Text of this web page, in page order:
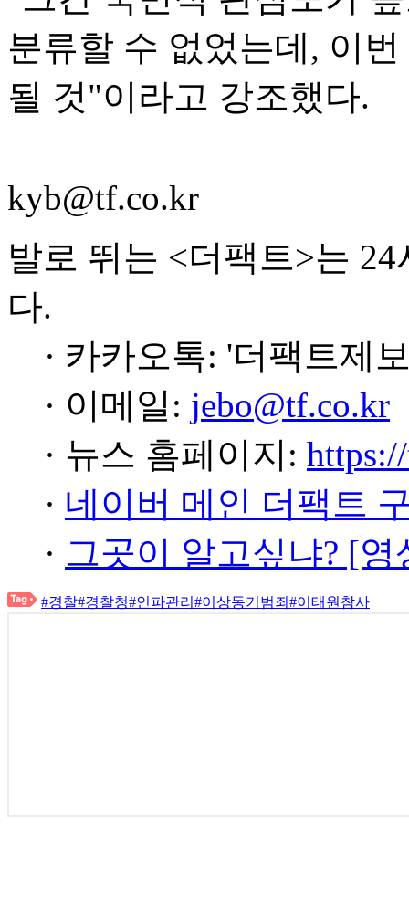
분류할 수 없었는데, 이
될 것"이라고 강조했다.
kyb@tf.co.kr
발로 뛰는 <더팩트>는
다.
· 카카오톡: '더팩트제
· 이메일: jebo@tf.co.kr
· 뉴스 홈페이지:
· 네이버 메인 더팩트
· 그곳이 알고싶냐? [
#경찰#경찰청#인파관리 #이상동기범죄 #이태원참사